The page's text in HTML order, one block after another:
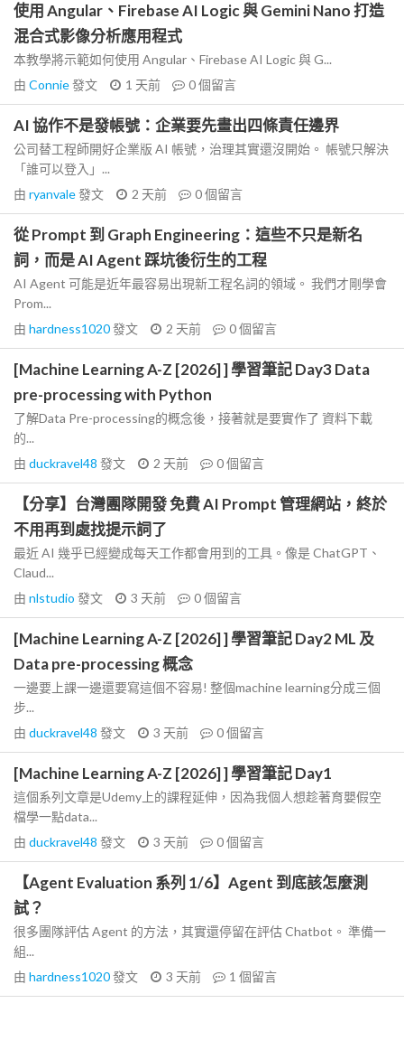
使用 Angular、Firebase AI Logic 與 Gemini Nano 打造
混合式影像分析應用程式
本教學將示範如何使用 Angular、Firebase AI Logic 與 G...
由 Connie發文 1 天前 0個留言
AI 協作不是發帳號：企業要先畫出四條責任邊界
公司替工程師開好企業版 AI 帳號，治理其實還沒開始。 帳號只解決
「誰可以登入」...
由 ryanvale發文 2 天前 0個留言
從 Prompt 到 Graph Engineering：這些不只是新名
詞，而是 AI Agent 踩坑後衍生的工程
AI Agent 可能是近年最容易出現新工程名詞的領域。 我們才剛學會
Prom...
由 hardness1020發文 2 天前 0個留言
[Machine Learning A-Z [2026] ] 學習筆記 Day3 Data
pre-processing with Python
了解Data Pre-processing的概念後，接著就是要實作了 資料下載
的...
由 duckravel48 發文 2 天前 0個留言
【分享】台灣團隊開發 免費 AI Prompt 管理網站，終於
不用再到處找提示詞了
最近 AI 幾乎已經變成每天工作都會用到的工具。像是 ChatGPT、
Claud...
由 nlstudio 發文 3 天前 0個留言
[Machine Learning A-Z [2026] ] 學習筆記 Day2 ML 及
Data pre-processing 概念
一邊要上課一邊還要寫這個不容易! 整個machine learning分成三個
步...
由 duckravel48 發文 3 天前 0個留言
[Machine Learning A-Z [2026] ] 學習筆記 Day1
這個系列文章是Udemy上的課程延伸，因為我個人想趁著育嬰假空
檔學一點data...
由 duckravel48 發文 3 天前 0個留言
【Agent Evaluation 系列 1/6】Agent 到底該怎麼測
試？
很多團隊評估 Agent 的方法，其實還停留在評估 Chatbot。 準備一
組...
由 hardness1020發文 3 天前 1 個留言